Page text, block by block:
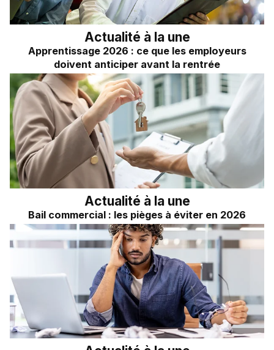
Actualité à la une
Apprentissage 2026 : ce que les employeurs
doivent anticiper avant la rentrée
Actualité à la une
Bail commercial : les pièges à éviter en 2026